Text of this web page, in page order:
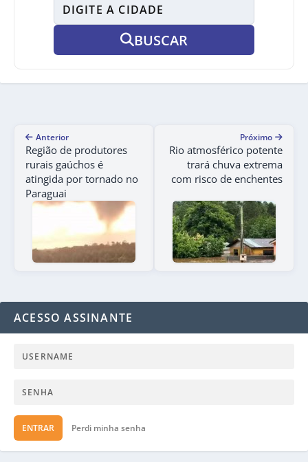
BUSCAR
Anterior
Região de produtores
rurais gaúchos é
atingida por tornado no
Paraguai
Próximo
Rio atmosférico potente
trará chuva extrema
com risco de enchentes
ACESSO ASSINANTE
ENTRAR Perdi minha senha